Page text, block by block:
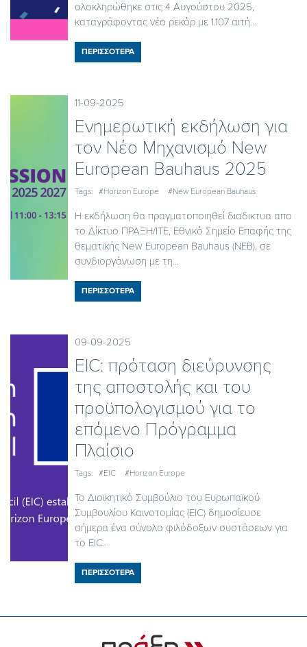
ολοκληρώθηκε στις 4 Αυγούστου 2025,
καταγράφοντας νέο ρεκόρ με 1.107 αιτή...
ΠΕΡΙΣΣΟΤΕΡΑ
11-09-2025
Ενημερωτική εκδήλωση για
τον Νέο Μηχανισμό New
European Bauhaus 2025
Tags: #Horizon Europe #New European Bauhaus
Η εκδήλωση θα πραγματοποιηθεί διαδικτυα απο
το Δίκτυο ΠΡΑΞΗ/ΙΤΕ, Εθνικό Σημείο Επαφής της
θεματικής New European Bauhaus (NEB), σε
συνδιοργάνωση με τη...
ΠΕΡΙΣΣΟΤΕΡΑ
09-09-2025
EIC: πρόταση διεύρυνσης
της αποστολής και του
προϋπολογισμού για το
επόμενο Πρόγραμμα
Πλαίσιο
Tags: #EIC #Horizon Europe
Το Διοικητικό Συμβούλιο του Ευρωπαϊκού
Συμβουλίου Καινοτομίας (EIC) δημοσίευσε
σήμερα ένα σύνολο φιλόδοξων συστάσεων για
το EIC...
ΠΕΡΙΣΣΟΤΕΡΑ